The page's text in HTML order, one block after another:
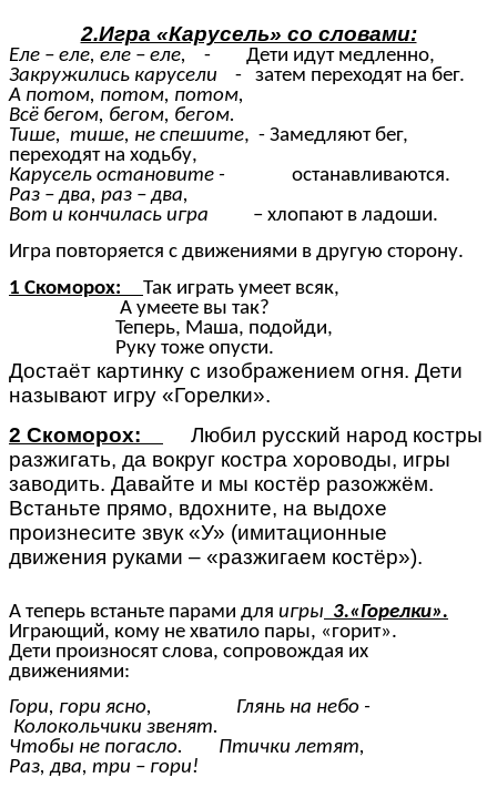
2.Игра «Карусель» со словами:
Еле – еле, еле – еле,
- Дети идут медленно,
Закружились карусели - затем переходят на бег.
А потом, потом, потом,
Всё бегом, бегом, бегом.
Тише, тише, не спешите, - Замедляют бег,
переходят на ходьбу,
Карусель остановите - останавливаются.
Раз – два, раз – два,
Вот и кончилась игра – хлопают в ладоши.
Игра повторяется с движениями в другую сторону.
1 Скоморох: Так играть умеет всяк,
А умеете вы так?
Теперь, Маша, подойди,
Руку тоже опусти.
Достаёт картинку с изображением огня. Дети
называют игру «Горелки».
2 Скоморох:
Любил русский народ костры
разжигать, да вокруг костра хороводы, игры
заводить. Давайте и мы костёр разожжём.
Встаньте прямо, вдохните, на выдохе
произнесите звук «У» (имитационные
движения руками – «разжигаем костёр»).
А теперь встаньте парами для игры 3.«Горелки».
Играющий, кому не хватило пары, «горит».
Дети произносят слова, сопровождая их
движениями:
Гори, гори ясно, Глянь на небо -
Колокольчики звенят.
Чтобы не погасло. Птички летят,
Раз, два, три – гори!